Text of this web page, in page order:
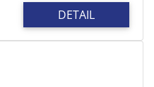
DETAIL